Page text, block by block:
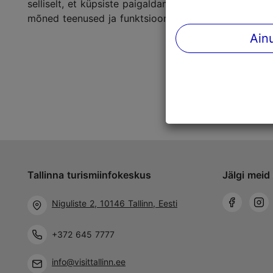
selliselt, et küpsiste paigaldamine oleks
mõned teenused ja funktsioonid ei pruugi toimida.
Tallinna turismiinfokeskus
Niguliste 2, 10146 Tallinn, Eesti
+372 645 7777
info@visittallinn.ee
Jälgi meid